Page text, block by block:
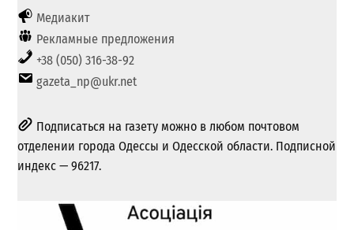
Медиакит
Рекламные предложения
+38 (050) 316-38-92
gazeta_np@ukr.net
Подписаться на газету можно в любом почтовом
отделении города Одессы и Одесской области. Подписной
индекс — 96217.